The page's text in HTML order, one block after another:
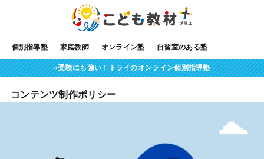
個別指導塾 家庭教師 オンライン塾 自習室のある塾
»受験にも強い！トライのオンライン個別指導塾
コンテンツ制作ポリシー